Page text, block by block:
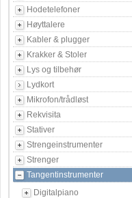
Hodetelefoner
Høyttalere
Kabler & plugger
Krakker & Stoler
Lys og tilbehør
Lydkort
Mikrofon/trådløst
Rekvisita
Stativer
Strengeinstrumenter
Strenger
Tangentinstrumenter
Digitalpiano